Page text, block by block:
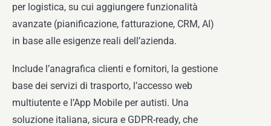
per logistica, su cui aggiungere funzionalità
avanzate (pianificazione, fatturazione, CRM, AI)
in base alle esigenze reali dell’azienda.
Include l’anagrafica clienti e fornitori, la gestione
base dei servizi di trasporto, l’accesso web
multiutente e l’App Mobile per autisti. Una
soluzione italiana, sicura e GDPR-ready, che